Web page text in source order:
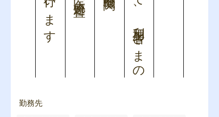
勤務先